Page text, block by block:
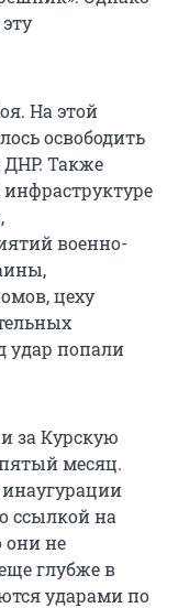
На этой
освободить
ДНР. Также
военно-
цеху
удар попали
за Курскую
месяц.
ссылкой на
они не
глубже в
ударами по